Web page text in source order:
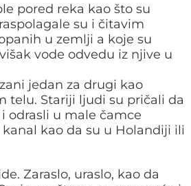
pored reka kao što su
su i čitavim
u zemlji a koje su
vode odvedu iz njive u
jedan za drugi kao
telu. Stariji ljudi su pričali da
odrasli u male čamce
kao da su u Holandiji ili
Zaraslo, uraslo, kao da